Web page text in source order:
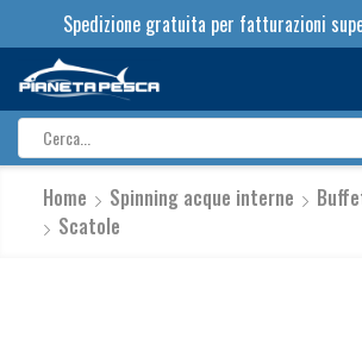
Spedizione gratuita per fatturazioni
input
Home Spinning acque interne
Scatole